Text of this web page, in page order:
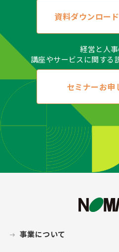
資料ダウンロード
経営と人
講座やサービスに関する
セミナーお申
事業について